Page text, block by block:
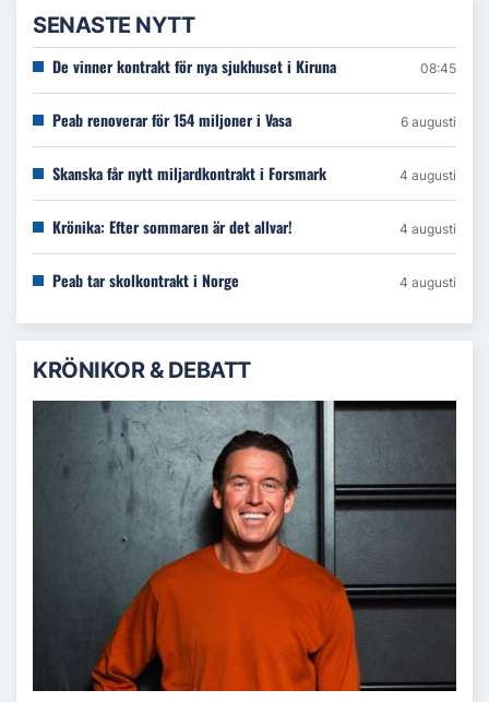
SENASTE NYTT
De vinner kontrakt för nya sjukhuset i Kiruna 08:45
Peab renoverar för 154 miljoner i Vasa 6 augusti
Skanska får nytt miljardkontrakt i Forsmark 4 augusti
Krönika: Efter sommaren är det allvar! 4 augusti
Peab tar skolkontrakt i Norge 4 augusti
KRÖNIKOR & DEBATT